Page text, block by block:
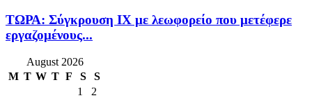
ΤΩΡΑ: Σύγκρουση ΙΧ με λεωφορείο που μετέφερε
εργαζομένους...
August 2026
M T W T F S
S
1
2